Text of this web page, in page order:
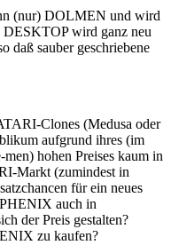
(nur) DOLMEN und wird
DESKTOP wird ganz neu
daß sauber geschriebene
Clones (Medusa oder
aufgrund ihres (im
hohen Preises kaum in
Markt (zumindest in
für ein neues
auch in
der Preis gestalten?
zu kaufen?